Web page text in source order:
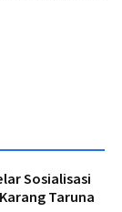
Sosialisasi
Taruna